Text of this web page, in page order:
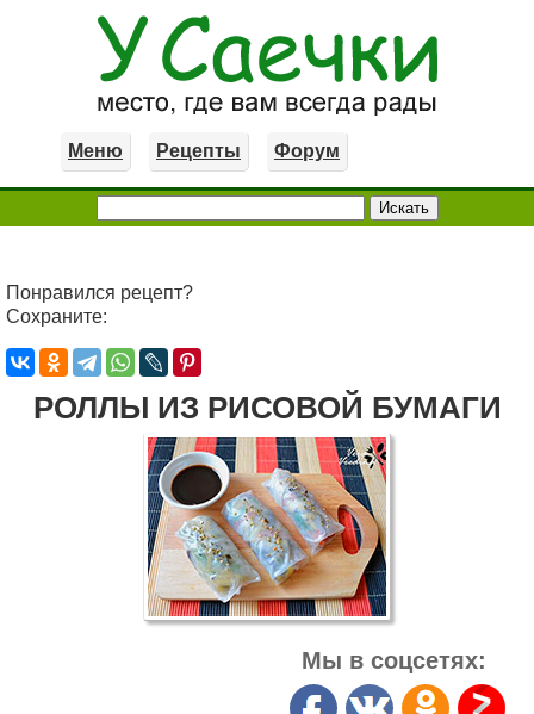
Меню Рецепты Форум
Понравился рецепт?
Сохраните:
РОЛЛЫ ИЗ РИСОВОЙ БУМАГИ
Мы в соцсетях: